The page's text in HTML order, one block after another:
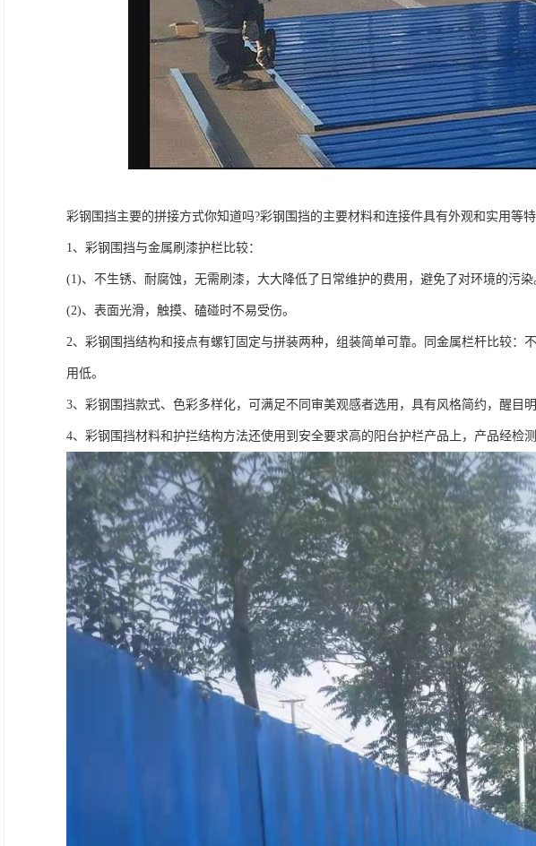
彩钢围挡主要的拼接方式你知道吗?彩钢围挡的主要材料和连接件具有外观和实用等
1、彩钢围挡与金属刷漆护栏比较：
(1)、不生锈、耐腐蚀，无需刷漆，大大降低了日常维护的费用，避免了对环境的污染
(2)、表面光滑，触摸、磕碰时不易受伤。
2、彩钢围挡结构和接点有螺钉固定与拼装两种，组装简单可靠。同金属栏杆比较：
用低。
3、彩钢围挡款式、色彩多样化，可满足不同审美观感者选用，具有风格简约，醒目
4、彩钢围挡材料和护拦结构方法还使用到安全要求高的阳台护栏产品上，产品经检